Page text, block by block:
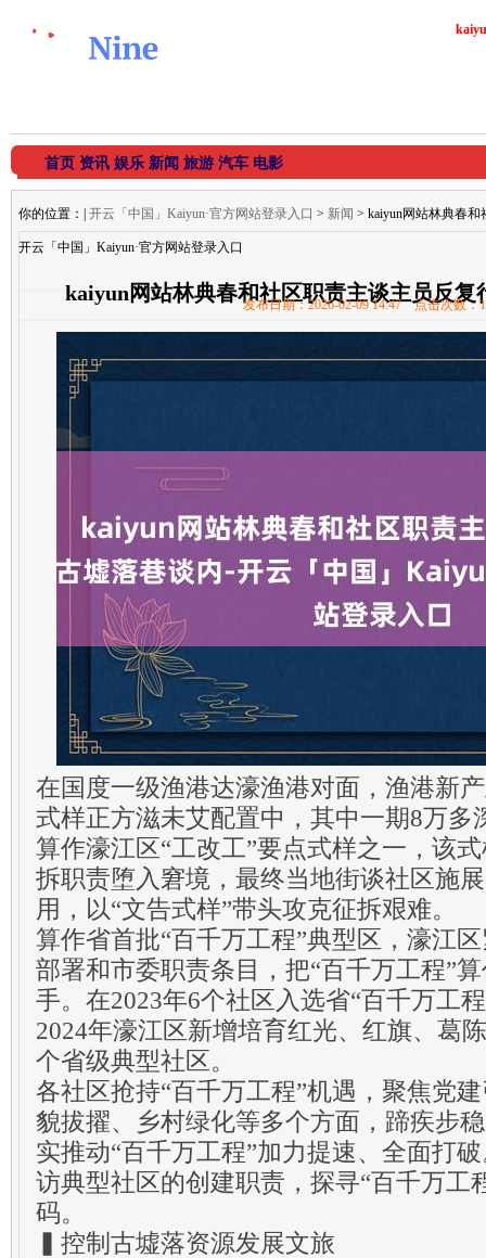
首页 资讯 娱乐 新闻 旅游 汽车 电影
你的位置： 开云「中国」Kaiyun·官方网站登录入口 > 新闻 > kaiyun网站林典春
开云「中国」Kaiyun·官方网站登录入口
kaiyun网站林典春和社区职责主谈主员反复
「中国」Kaiyun·官方网站
发布日期：2026-02-09 14:47 点击次数：
在国度一级渔港达濠渔港对面，渔港新
式样正方滋未艾配置中，其中一期8万多
算作濠江区“工改工”要点式样之一，该
拆职责堕入窘境，最终当地街谈社区施
用，以“文告式样”带头攻克征拆艰难。
算作省首批“百千万工程”典型区，濠江
部署和市委职责条目，把“百千万工程”
手。在2023年6个社区入选省“百千万工
2024年濠江区新增培育红光、红旗、葛
个省级典型社区。
各社区抢持“百千万工程”机遇，聚焦党
貌拔擢、乡村绿化等多个方面，蹄疾步
实推动“百千万工程”加力提速、全面打
访典型社区的创建职责，探寻“百千万工
码。
▍控制古墟落资源发展文旅